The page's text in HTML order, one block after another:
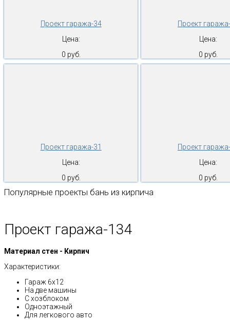
Проект гаража-34
Цена:
0 руб.
Проект
Цена:
0 руб.
Проект гаража-31
Цена:
0 руб.
Проект
Цена:
0 руб.
Популярные проекты бань из кирпича
Проект гаража-134
Материал стен - Кирпич
Характеристики:
Гараж 6х12
На две машины
С хозблоком
Одноэтажный
Для легкового авто